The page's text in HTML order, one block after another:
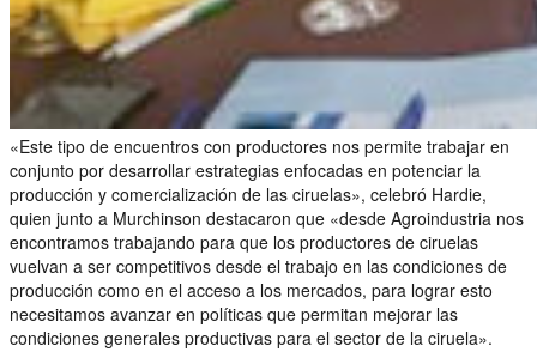
«Este tipo de encuentros con productores nos permite trabajar en
conjunto por desarrollar estrategias enfocadas en potenciar la
producción y comercialización de las ciruelas», celebró Hardie,
quien junto a Murchinson destacaron que «desde Agroindustria nos
encontramos trabajando para que los productores de ciruelas
vuelvan a ser competitivos desde el trabajo en las condiciones de
producción como en el acceso a los mercados, para lograr esto
necesitamos avanzar en políticas que permitan mejorar las
condiciones generales productivas para el sector de la ciruela».